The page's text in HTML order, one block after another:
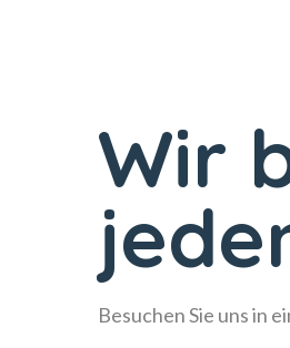
Wir
Besuchen Sie uns in